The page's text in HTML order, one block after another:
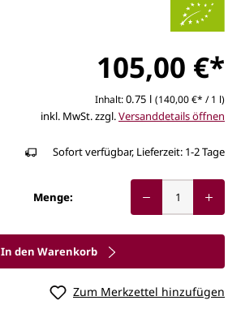
105,00 €*
Inhalt:0.75 l (140,00 €* / 1 l)
inkl. MwSt. zzgl.Versanddetails öffnen
Sofort verfügbar, Lieferzeit: 1-2 Tage
Menge:
In den Warenkorb
Zum Merkzettel hinzufügen